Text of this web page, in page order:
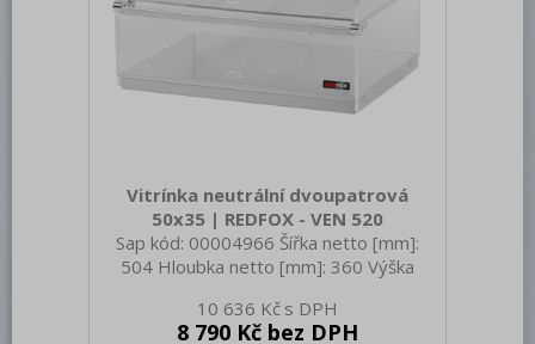
Trouby pro rychlou přípravu
Šokery
Změkčovače
Distribuce jídel, gastronádoby
Barové zařízení, kávovary
Vitrínka neutrální dvoupatrová
50x35 | REDFOX - VEN 520
Sap kód: 00004966 Šířka netto [mm]:
504 Hloubka netto [mm]: 360 Výška
5.00 Šířka brutto [mm]: 430 Hloubka
brutto [mm]: 550 Výška brutto [mm]:
10 636 Kč
8 790 Kč bez DPH